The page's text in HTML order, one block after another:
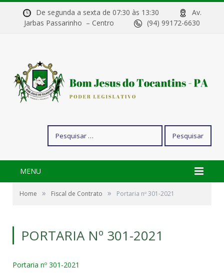
De segunda a sexta de 07:30 às 13:30
Av.
Jarbas Passarinho – Centro
(94) 99172-6630
por:
MENU
Home » Fiscal de Contrato » Portaria nº 301-2021
PORTARIA Nº 301-2021
Portaria nº 301-2021